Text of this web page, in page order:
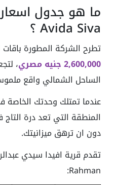
ما هو جدول
Avida Siva ؟
تطرح الشركة المطورة
2,600,000 جنيه مصري
،
الساحل الشمالي واقع
عندما تمتلك وحدتك
المنطقة التي تعد درة
دون ان ترهق ميزانيتك.
Rahman: